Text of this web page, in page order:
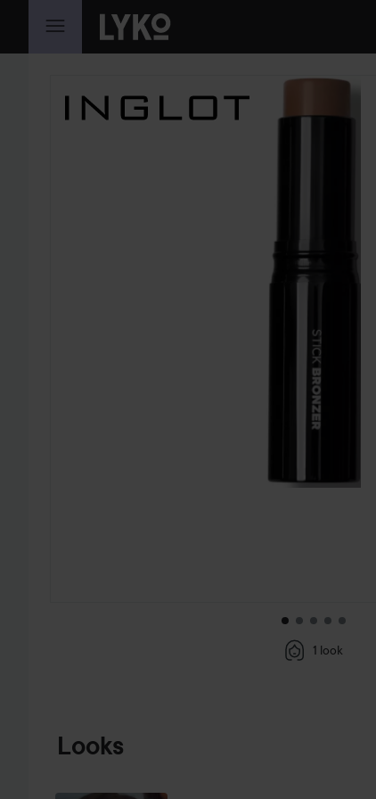
HOPPA TILL INNEHÅLLET
HOPPA ÖVER SEKTIONEN
1 look
Looks